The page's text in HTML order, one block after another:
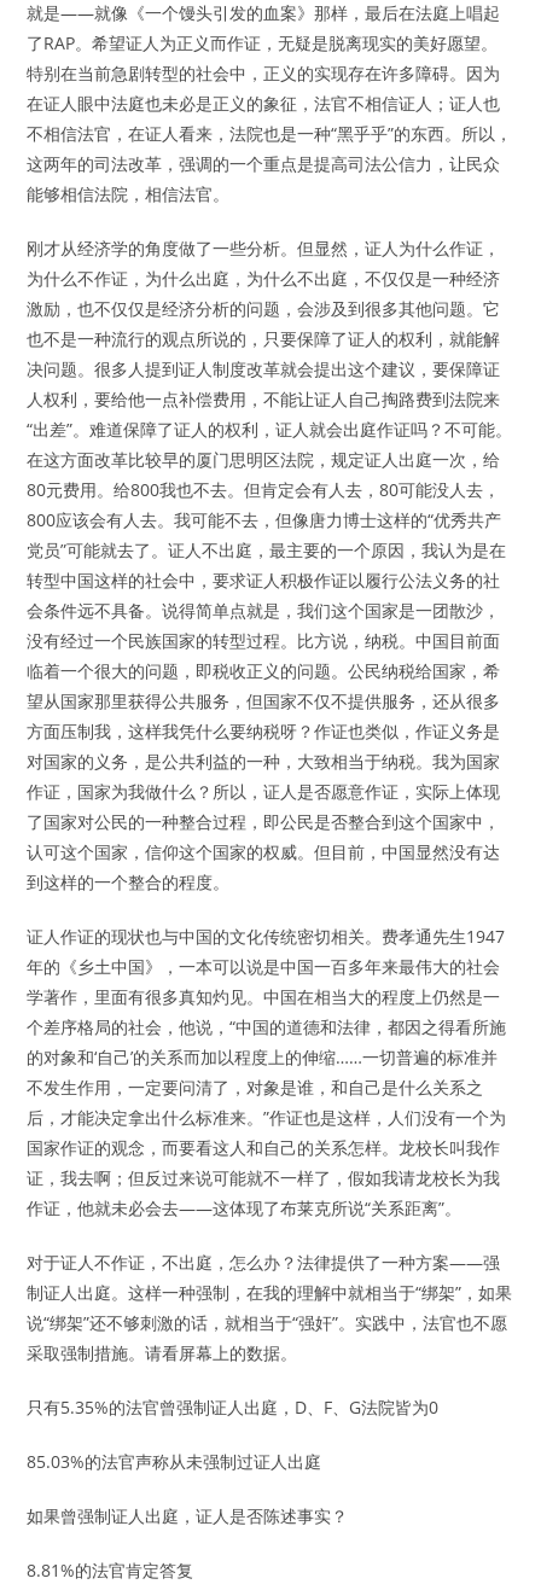
就是——就像《一个馒头引发的血案》那样，最后在法庭上唱起
了RAP。希望证人为正义而作证，无疑是脱离现实的美好愿望。
特别在当前急剧转型的社会中，正义的实现存在许多障碍。因为
在证人眼中法庭也未必是正义的象征，法官不相信证人；证人也
不相信法官，在证人看来，法院也是一种“黑乎乎”的东西。所以，
这两年的司法改革，强调的一个重点是提高司法公信力，让民众
能够相信法院，相信法官。
刚才从经济学的角度做了一些分析。但显然，证人为什么作证，
为什么不作证，为什么出庭，为什么不出庭，不仅仅是一种经济
激励，也不仅仅是经济分析的问题，会涉及到很多其他问题。它
也不是一种流行的观点所说的，只要保障了证人的权利，就能解
决问题。很多人提到证人制度改革就会提出这个建议，要保障证
人权利，要给他一点补偿费用，不能让证人自己掏路费到法院来
“出差”。难道保障了证人的权利，证人就会出庭作证吗？不可能。
在这方面改革比较早的厦门思明区法院，规定证人出庭一次，给
80元费用。给800我也不去。但肯定会有人去，80可能没人去，
800应该会有人去。我可能不去，但像唐力博士这样的“优秀共产
党员”可能就去了。证人不出庭，最主要的一个原因，我认为是在
转型中国这样的社会中，要求证人积极作证以履行公法义务的社
会条件远不具备。说得简单点就是，我们这个国家是一团散沙，
没有经过一个民族国家的转型过程。比方说，纳税。中国目前面
临着一个很大的问题，即税收正义的问题。公民纳税给国家，希
望从国家那里获得公共服务，但国家不仅不提供服务，还从很多
方面压制我，这样我凭什么要纳税呀？作证也类似，作证义务是
对国家的义务，是公共利益的一种，大致相当于纳税。我为国家
作证，国家为我做什么？所以，证人是否愿意作证，实际上体现
了国家对公民的一种整合过程，即公民是否整合到这个国家中，
认可这个国家，信仰这个国家的权威。但目前，中国显然没有达
到这样的一个整合的程度。
证人作证的现状也与中国的文化传统密切相关。费孝通先生1947
年的《乡土中国》，一本可以说是中国一百多年来最伟大的社会
学著作，里面有很多真知灼见。中国在相当大的程度上仍然是一
个差序格局的社会，他说，“中国的道德和法律，都因之得看所施
的对象和‘自己’的关系而加以程度上的伸缩……一切普遍的标准并
不发生作用，一定要问清了，对象是谁，和自己是什么关系之
后，才能决定拿出什么标准来。”作证也是这样，人们没有一个为
国家作证的观念，而要看这人和自己的关系怎样。龙校长叫我作
证，我去啊；但反过来说可能就不一样了，假如我请龙校长为我
作证，他就未必会去——这体现了布莱克所说“关系距离”。
对于证人不作证，不出庭，怎么办？法律提供了一种方案——强
制证人出庭。这样一种强制，在我的理解中就相当于“绑架”，如果
说“绑架”还不够刺激的话，就相当于“强奸”。实践中，法官也不愿
采取强制措施。请看屏幕上的数据。
只有5.35%的法官曾强制证人出庭，D、F、G法院皆为0
85.03%的法官声称从未强制过证人出庭
如果曾强制证人出庭，证人是否陈述事实？
8.81%的法官肯定答复